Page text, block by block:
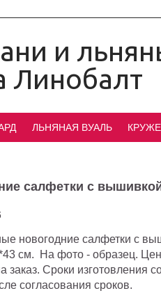
и
Линобалт
ЛЬНЯНАЯ ВУАЛЬ
салфетки с
новогодние салфетки с
см. На фото - образец.
заказ.Сроки изготовления
согласования сроков.